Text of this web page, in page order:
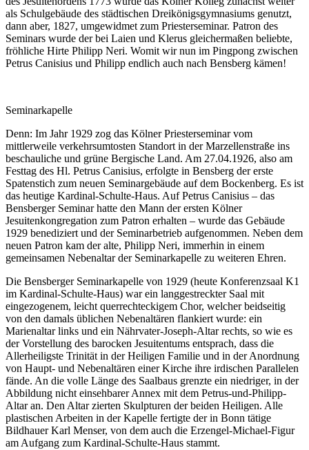
als Schulgebäude des städtischen Dreikönigsgymnasiums genutzt,
dann aber, 1827, umgewidmet zum Priesterseminar. Patron des
Seminars wurde der bei Laien und Klerus gleichermaßen beliebte,
fröhliche Hirte Philipp Neri. Womit wir nun im Pingpong zwischen
Petrus Canisius und Philipp endlich auch nach Bensberg kämen!
Seminarkapelle
Denn: Im Jahr 1929 zog das Kölner Priesterseminar vom
mittlerweile verkehrsumtosten Standort in der Marzellenstraße ins
beschauliche und grüne Bergische Land. Am 27.04.1926, also am
Festtag des Hl. Petrus Canisius, erfolgte in Bensberg der erste
Spatenstich zum neuen Seminargebäude auf dem Bockenberg. Es ist
das heutige Kardinal-Schulte-Haus. Auf Petrus Canisius – das
Bensberger Seminar hatte den Mann der ersten Kölner
Jesuitenkongregation zum Patron erhalten – wurde das Gebäude
1929 benediziert und der Seminarbetrieb aufgenommen. Neben dem
neuen Patron kam der alte, Philipp Neri, immerhin in einem
gemeinsamen Nebenaltar der Seminarkapelle zu weiteren Ehren.
Die Bensberger Seminarkapelle von 1929 (heute Konferenzsaal K1
im Kardinal-Schulte-Haus) war ein langgestreckter Saal mit
eingezogenem, leicht querrechteckigem Chor, welcher beidseitig
von den damals üblichen Nebenaltären flankiert wurde: ein
Marienaltar links und ein Nährvater-Joseph-Altar rechts, so wie es
der Vorstellung des barocken Jesuitentums entsprach, dass die
Allerheiligste Trinität in der Heiligen Familie und in der Anordnung
von Haupt- und Nebenaltären einer Kirche ihre irdischen Parallelen
fände. An die volle Länge des Saalbaus grenzte ein niedriger, in der
Abbildung nicht einsehbarer Annex mit dem Petrus-und-Philipp-
Altar an. Den Altar zierten Skulpturen der beiden Heiligen. Alle
plastischen Arbeiten in der Kapelle fertigte der in Bonn tätige
Bildhauer Karl Menser, von dem auch die Erzengel-Michael-Figur
am Aufgang zum Kardinal-Schulte-Haus stammt.